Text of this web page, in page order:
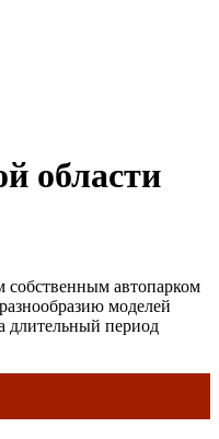
области
автопарком
моделей
длительный период